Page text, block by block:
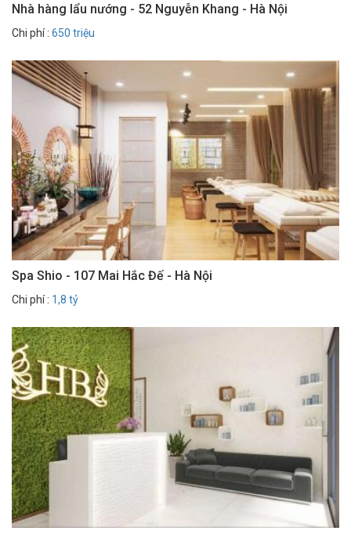
Nhà hàng lẩu nướng - 52 Nguyễn Khang - Hà Nội
Chi phí : 650 triệu
Spa Shio - 107 Mai Hắc Đế - Hà Nội
Chi phí : 1,8 tỷ